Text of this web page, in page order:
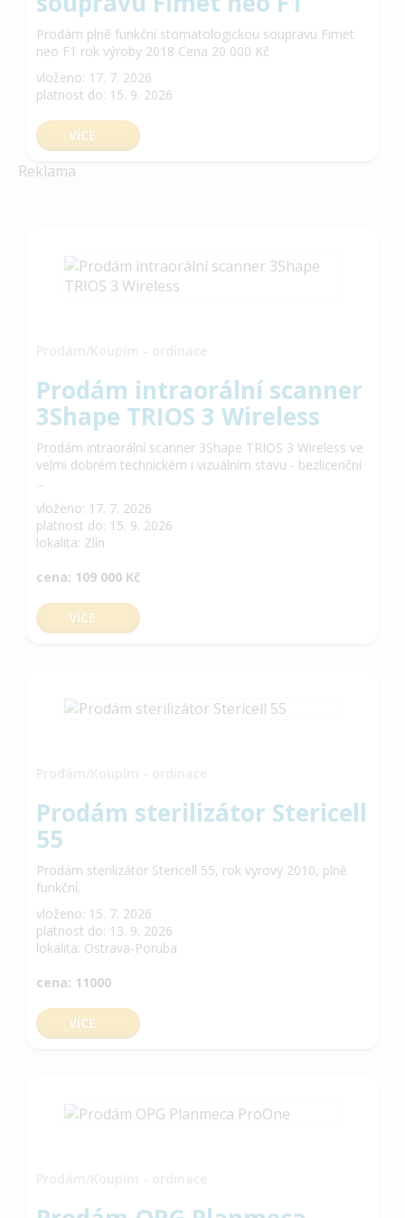
Prodám plně funkční stomatologickou soupravu Fimet
neo F1 rok výroby 2018 Cena 20 000 Kč
vloženo: 17. 7. 2026
platnost do: 15. 9. 2026
VÍCE
Reklama
Prodám intraorální scanner
3Shape TRIOS 3 Wireless
Prodám intraorální scanner 3Shape TRIOS 3 Wireless ve
velmi dobrém technickém i vizuálním stavu - bezlicenční
...
vloženo: 17. 7. 2026
platnost do: 15. 9. 2026
lokalita: Zlín
cena: 109 000 Kč
VÍCE
Prodám sterilizátor Stericell
55
Prodám sterilizátor Stericell 55, rok vyrovy 2010, plně
funkční.
vloženo: 15. 7. 2026
platnost do: 13. 9. 2026
lokalita: Ostrava-Poruba
cena: 11000
VÍCE